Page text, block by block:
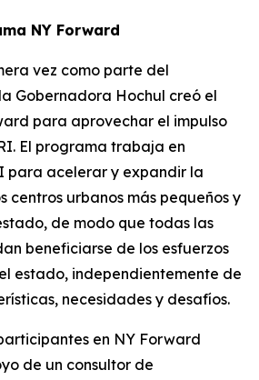
NY Forward
vez como parte del
Gobernadora Hochul creó el
para aprovechar el impulso
El programa trabaja en
para acelerar y expandir la
centros urbanos más pequeños y
de modo que todas las
beneficiarse de los esfuerzos
estado, independientemente de
necesidades y desafíos.
en NY Forward
de un consultor de